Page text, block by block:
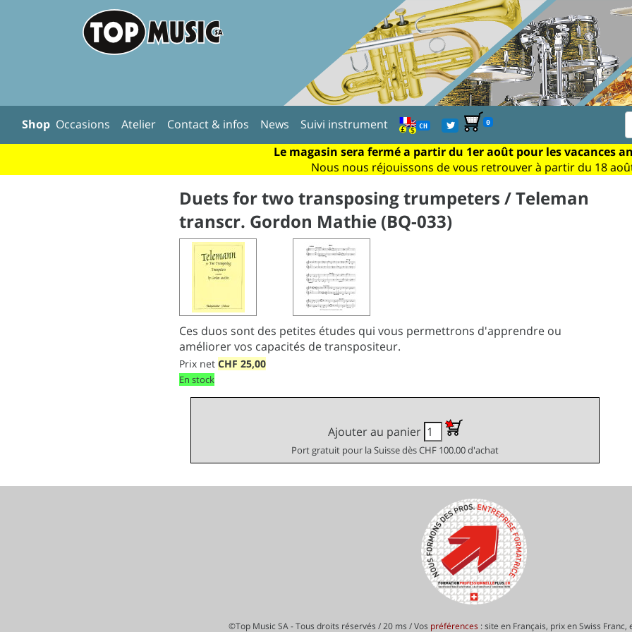
Shop Occasions Atelier Contact & infos News Suivi instrument CH 0
Le magasin sera fermé a partir du 1er août pour les vacances
Nous nous réjouissons de vous retrouver à partir du 18
Duets for two transposing trumpeters / Teleman
transcr. Gordon Mathie (BQ-033)
Ces duos sont des petites études qui vous permettrons d'apprendre ou
améliorer vos capacités de transpositeur.
Prix net CHF 25,00
En stock
Ajouter au panier
Port gratuit pour la Suisse dès CHF 100.00 d'achat
©Top Music SA - Tous droits réservés / 20 ms / Vos préférences : site en Français, prix en Swiss Franc,